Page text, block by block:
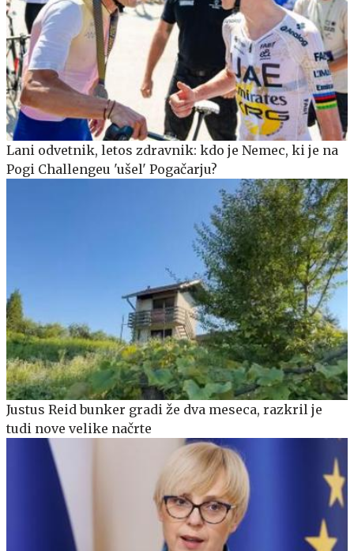
Lani odvetnik, letos zdravnik: kdo je Nemec, ki je na
Pogi Challengeu 'ušel' Pogačarju?
Justus Reid bunker gradi že dva meseca, razkril je
tudi nove velike načrte